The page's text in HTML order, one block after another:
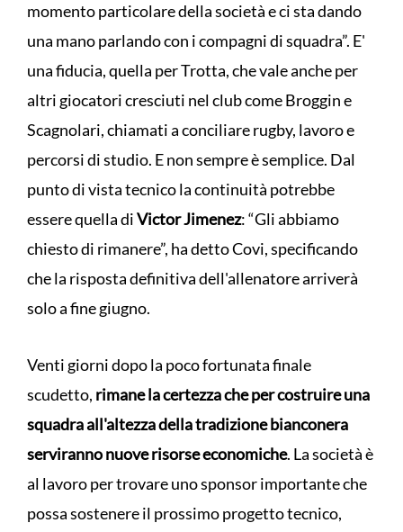
momento particolare della società e ci sta dando
una mano parlando con i compagni di squadra”. E'
una fiducia, quella per Trotta, che vale anche per
altri giocatori cresciuti nel club come Broggin e
Scagnolari, chiamati a conciliare rugby, lavoro e
percorsi di studio. E non sempre è semplice. Dal
punto di vista tecnico la continuità potrebbe
essere quella diVictor Jimenez: “Gli abbiamo
chiesto di rimanere”, ha detto Covi, specificando
che la risposta definitiva dell'allenatore arriverà
solo a fine giugno.
Venti giorni dopo la poco fortunata finale
scudetto, rimane la certezza che per costruire una
squadra all'altezza della tradizione bianconera
serviranno nuove risorse economiche. La società è
al lavoro per trovare uno sponsor importante che
possa sostenere il prossimo progetto tecnico,